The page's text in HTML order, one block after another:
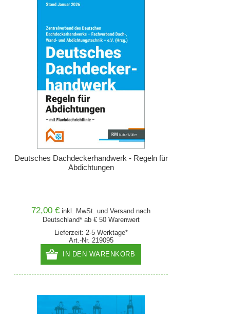
Deutsches Dachdeckerhandwerk - Regeln für
Abdichtungen
72,00 € inkl. MwSt. undVersand nach
Deutschland* ab € 50 Warenwert
Lieferzeit: 2-5 Werktage*
Art.-Nr. 219095
IN DEN WARENKORB